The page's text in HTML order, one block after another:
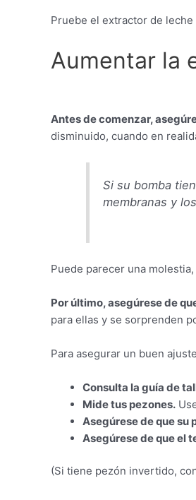
Pruebe el extractor de
Aumentar la
Antes de comenzar,
disminuido, cuando en
Si su bomba
membranas y
Puede parecer una
Por último, asegúrese de
para ellas y se sorprenden
Para asegurar un buen
Consulta la guía de
Mide tus pezones.
Asegúrese de que su
Asegúrese de que el
(Si tiene pezón invertido,